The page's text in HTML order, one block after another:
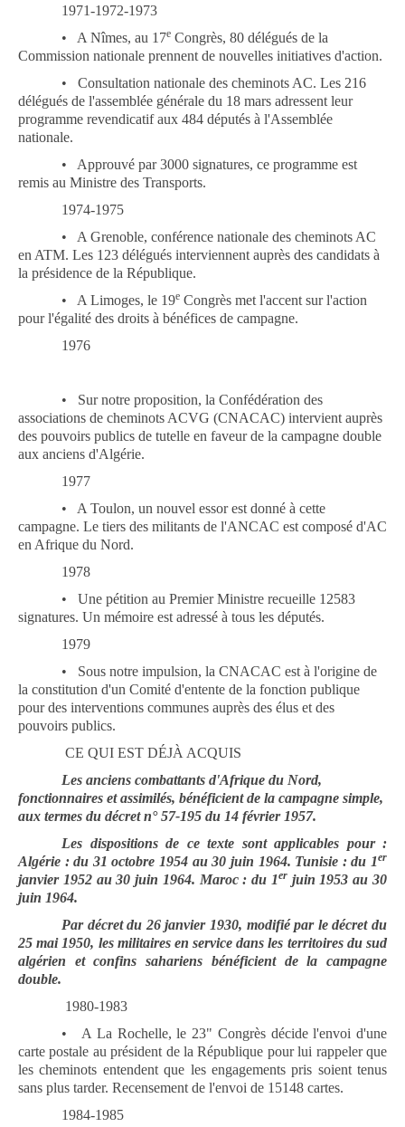
1971-1972-1973
•
A Nîmes, au 17e Congrès, 80 délégués de la
Commission nationale prennent de nouvelles initiatives d'action.
•
Consultation nationale des cheminots AC. Les 216
délégués de l'assemblée générale du 18 mars adressent leur
programme revendicatif aux 484 députés à l'Assemblée
nationale.
•
Approuvé par 3000 signatures, ce programme est
remis au Ministre des Transports.
1974-1975
•
A Grenoble, conférence nationale des cheminots AC
en ATM. Les 123 délégués interviennent auprès des candidats à
la présidence de la République.
•
A Limoges, le 19e Congrès met l'accent sur l'action
pour l'égalité des droits à bénéfices de campagne.
1976
•
Sur notre proposition, la Confédération des
associations de cheminots ACVG (CNACAC) intervient auprès
des pouvoirs publics de tutelle en faveur de la campagne double
aux anciens d'Algérie.
1977
•
A Toulon, un nouvel essor est donné à cette
campagne. Le tiers des militants de l'ANCAC est composé d'AC
en Afrique du Nord.
1978
•
Une pétition au Premier Ministre recueille 12583
signatures. Un mémoire est adressé à tous les députés.
1979
•
Sous notre impulsion, la CNACAC est à l'origine de
la constitution d'un Comité d'entente de la fonction publique
pour des interventions communes auprès des élus et des
pouvoirs publics.
CE QUI EST DÉJÀ ACQUIS
Les anciens combattants d'Afrique du Nord,
fonctionnaires et assimilés, bénéficient de la campagne simple,
aux termes du décret n° 57-195 du 14 février 1957.
Les dispositions de ce texte sont applicables pour :
Algérie : du 31 octobre 1954 au 30 juin 1964. Tunisie : du 1er
janvier 1952 au 30 juin 1964. Maroc : du 1erjuin 1953 au 30
juin 1964.
Par décret du 26 janvier 1930, modifié par le décret du
25 mai 1950, les militaires en service dans les territoires du sud
algérien et confins sahariens bénéficient de la campagne
double.
1980-1983
•
A La Rochelle, le 23" Congrès décide l'envoi d'une
carte postale au président de la République pour lui rappeler que
les cheminots entendent que les engagements pris soient tenus
sans plus tarder. Recensement de l'envoi de 15148 cartes.
1984-1985